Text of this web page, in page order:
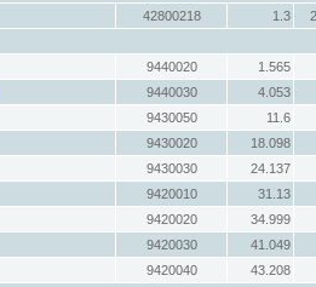
42800218 1.3
9440020
1.565
9440030
4.053
9430050
11.6
9430020
18.098
9430030
24.137
9420010
31.13
9420020
34.999
9420030
41.049
9420040
43.208